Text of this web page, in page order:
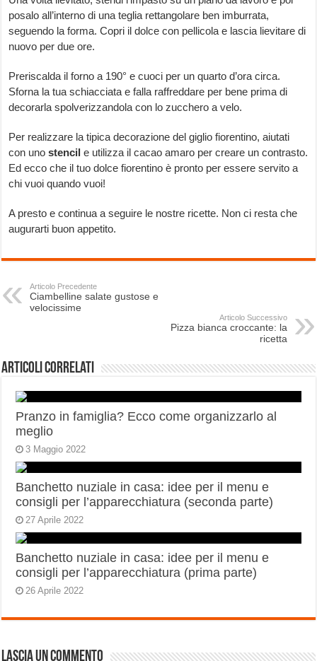
posalo all’interno di una teglia rettangolare ben imburrata,
seguendo la forma. Copri il dolce con pellicola e lascia lievitare di
nuovo per due ore.
Preriscalda il forno a 190° e cuoci per un quarto d’ora circa.
Sforna la tua schiacciata e falla raffreddare per bene prima di
decorarla spolverizzandola con lo zucchero a velo.
Per realizzare la tipica decorazione del giglio fiorentino, aiutati
con unostencil e utilizza il cacao amaro per creare un contrasto.
Ed ecco che il tuo dolce fiorentino è pronto per essere servito a
chi vuoi quando vuoi!
A presto e continua a seguire le nostre ricette. Non ci resta che
augurarti buon appetito.
Articolo Precedente
Ciambelline salate gustose e
velocissime
Articolo Successivo
Pizza bianca croccante: la
ricetta
Articoli correlati
Pranzo in famiglia? Ecco come organizzarlo al
meglio
3 Maggio 2022
Banchetto nuziale in casa: idee per il menu e
consigli per l’apparecchiatura (seconda parte)
27 Aprile 2022
Banchetto nuziale in casa: idee per il menu e
consigli per l’apparecchiatura (prima parte)
26 Aprile 2022
Lascia un commento